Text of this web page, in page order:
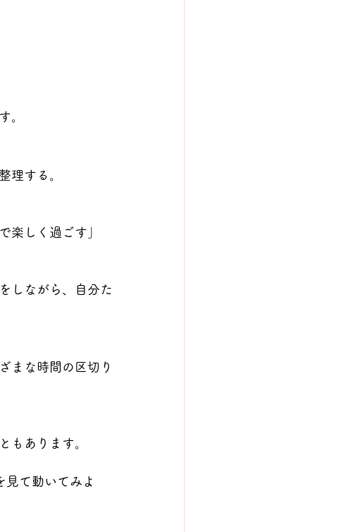
。
理する。
楽しく過ごす」
しながら、自分た
まな時間の区切り
もあります。
見て動いてみよ